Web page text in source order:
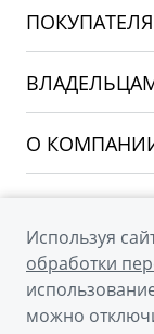
EX5
PREFACE
CITYRAY
ATLAS
OKAVANGO
MONJARO
О
Новости
Наша команда
Мы в соцсетях
Используя
обработки
можно